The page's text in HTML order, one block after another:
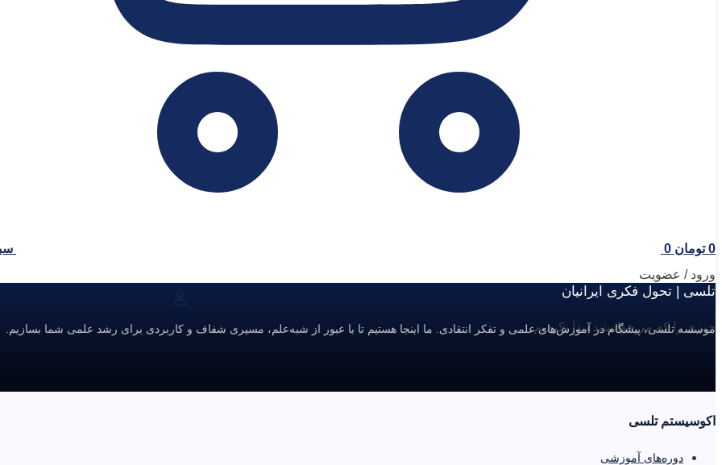
0 تومان 0
ورود / عضویت
چیزی را که می‌خواستید پیدا نکردیم.
تلسی | تحول فکری ایرانیان
موسسه تلسی، پیشگام در آموزش‌های علمی و تفکر انتقادی. ما اینجا هستیم تا با عبور از شبه‌علم، مسیری شفاف و کاربردی برای رشد علمی شما بسازیم.
اکوسیستم تلسی
دوره‌های آموزشی